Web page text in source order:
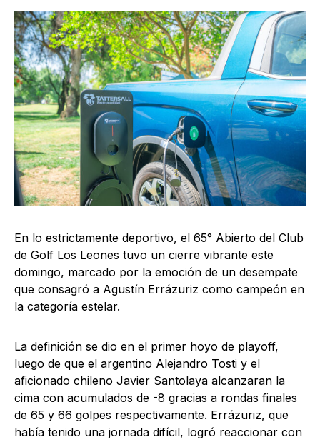
En lo estrictamente deportivo, el 65° Abierto del Club
de Golf Los Leones tuvo un cierre vibrante este
domingo, marcado por la emoción de un desempate
que consagró a Agustín Errázuriz como campeón en
la categoría estelar.
La definición se dio en el primer hoyo de playoff,
luego de que el argentino Alejandro Tosti y el
aficionado chileno Javier Santolaya alcanzaran la
cima con acumulados de -8 gracias a rondas finales
de 65 y 66 golpes respectivamente. Errázuriz, que
había tenido una jornada difícil, logró reaccionar con